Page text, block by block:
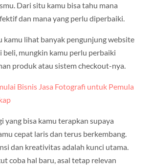
Dari situ kamu bisa tahu mana
dan mana yang perlu diperbaiki.
kamu lihat banyak pengunjung website
beli, mungkin kamu perlu perbaiki
produk atau sistem checkout-nya.
Bisnis Jasa Fotografi untuk Pemula
yang bisa kamu terapkan supaya
cepat laris dan terus berkembang.
dan kreativitas adalah kunci utama.
coba hal baru, asal tetap relevan